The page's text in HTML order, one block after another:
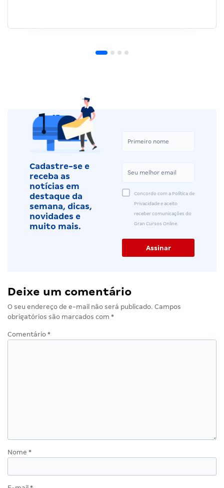
Cadastre-se e
receba as
notícias em
destaque da
semana, dicas,
novidades e
muito mais.
Concordo com a Política de
Privacidade e aceito
receber comunicações do
Gran Cursos Online.
Deixe um comentário
O seu endereço de e-mail não será publicado. Campos
obrigatórios são marcados com *
Comentário *
Nome *